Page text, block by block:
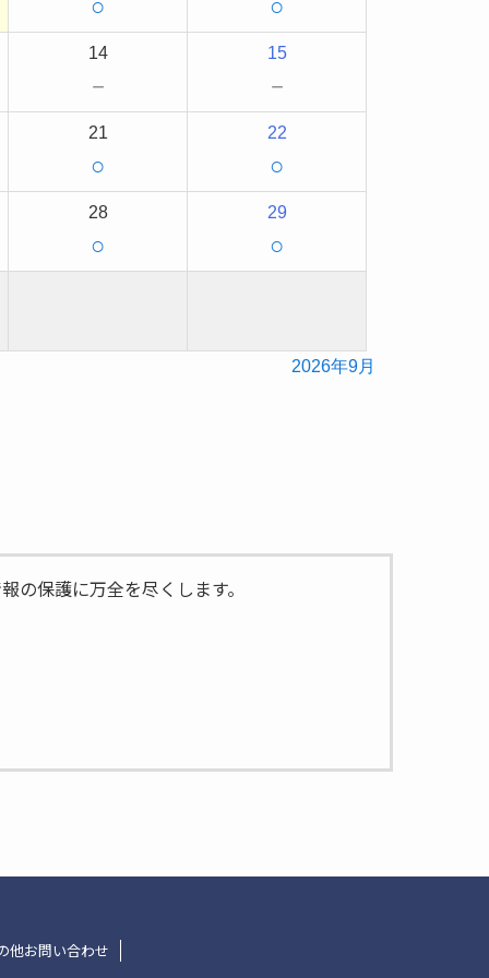
○ ○
14
－
15
－
21
○
22
○
28
○
29
○
2026年9月
保護に万全を尽くします。
きます。
他お問い合わせ